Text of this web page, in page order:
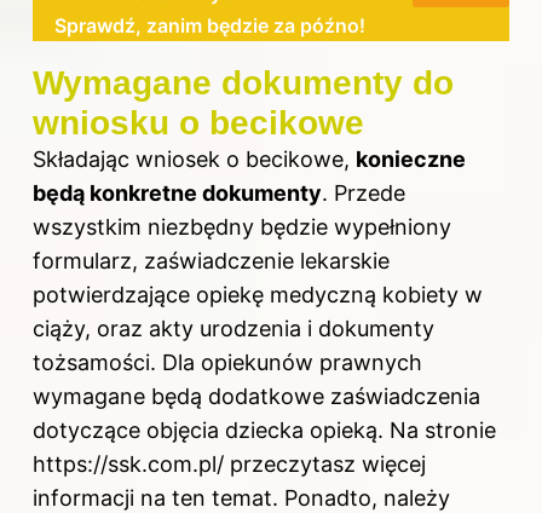
Sprawdź, zanim będzie za późno!
Wymagane dokumenty do
wniosku o becikowe
Składając wniosek o becikowe, konieczne
będą konkretne dokumenty. Przede
wszystkim niezbędny będzie wypełniony
formularz, zaświadczenie lekarskie
potwierdzające opiekę medyczną kobiety w
ciąży, oraz akty urodzenia i dokumenty
tożsamości. Dla opiekunów prawnych
wymagane będą dodatkowe zaświadczenia
dotyczące objęcia dziecka opieką. Na stronie
https://ssk.com.pl/ przeczytasz więcej
informacji na ten temat. Ponadto, należy